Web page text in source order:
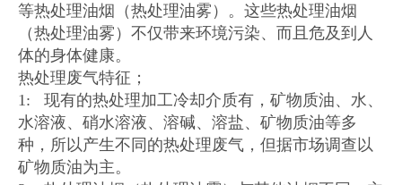
等热处理油烟（热处理油雾）。这些热处理油烟
（热处理油雾）不仅带来环境污染、而且危及到人
体的身体健康。
热处理废气特征；
1: 现有的热处理加工冷却介质有，矿物质油、水、
水溶液、硝水溶液、溶碱、溶盐、矿物质油等多
种，所以产生不同的热处理废气，但据市场调查以
矿物质油为主。